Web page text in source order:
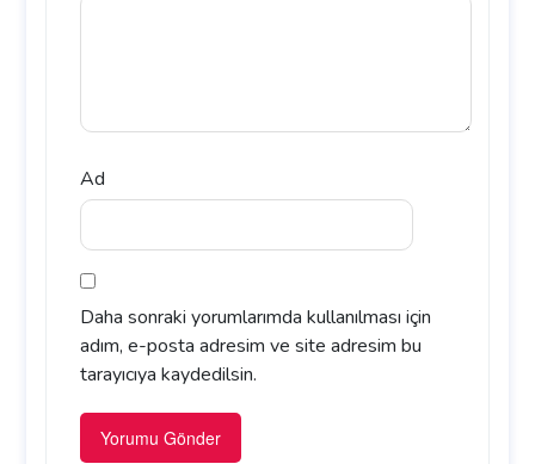
Ad
Daha sonraki yorumlarımda kullanılması için
adım, e-posta adresim ve site adresim bu
tarayıcıya kaydedilsin.